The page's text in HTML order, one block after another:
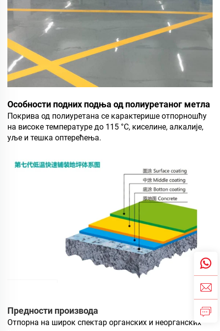
Особности подних подња од полиуретаног метла
Покрива од полиуретана се карактерише отпорношћу
на високе температуре до 115 °C, киселине, алкалије,
уље и тешка оптерећења.
Предности производа
Отпорна на широк спектар органских и неорганских